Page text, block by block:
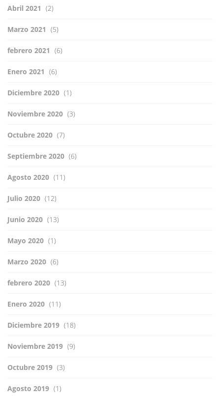
Abril 2021 (2)
Marzo 2021 (5)
febrero 2021 (6)
Enero 2021 (6)
Diciembre 2020 (1)
Noviembre 2020 (3)
Octubre 2020 (7)
Septiembre 2020 (6)
Agosto 2020 (11)
Julio 2020 (12)
Junio 2020 (13)
Mayo 2020 (1)
Marzo 2020 (6)
febrero 2020 (13)
Enero 2020 (11)
Diciembre 2019 (18)
Noviembre 2019 (9)
Octubre 2019 (3)
Agosto 2019 (1)